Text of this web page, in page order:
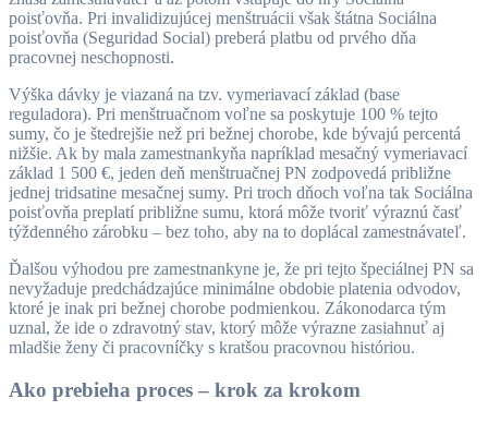
poisťovňa. Pri invalidizujúcej menštruácii však štátna Sociálna
poisťovňa (Seguridad Social) preberá platbu od prvého dňa
pracovnej neschopnosti.
Výška dávky je viazaná na tzv. vymeriavací základ (base
reguladora). Pri menštruačnom voľne sa poskytuje 100 % tejto
sumy, čo je štedrejšie než pri bežnej chorobe, kde bývajú percentá
nižšie. Ak by mala zamestnankyňa napríklad mesačný vymeriavací
základ 1 500 €, jeden deň menštruačnej PN zodpovedá približne
jednej tridsatine mesačnej sumy. Pri troch dňoch voľna tak Sociálna
poisťovňa preplatí približne sumu, ktorá môže tvoriť výraznú časť
týždenného zárobku – bez toho, aby na to doplácal zamestnávateľ.
Ďalšou výhodou pre zamestnankyne je, že pri tejto špeciálnej PN sa
nevyžaduje predchádzajúce minimálne obdobie platenia odvodov,
ktoré je inak pri bežnej chorobe podmienkou. Zákonodarca tým
uznal, že ide o zdravotný stav, ktorý môže výrazne zasiahnuť aj
mladšie ženy či pracovníčky s kratšou pracovnou históriou.
Ako prebieha proces – krok za krokom